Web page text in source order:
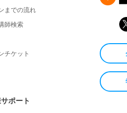
までの流れ
師検索
チケット
ポート